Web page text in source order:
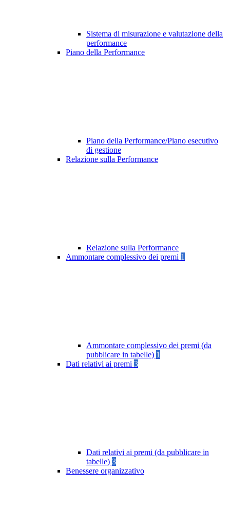
Sistema di misurazione e valutazione della
performance
Piano della Performance
Piano della Performance/Piano esecutivo
di gestione
Relazione sulla Performance
Relazione sulla Performance
Ammontare complessivo dei premi 1
Ammontare complessivo dei premi (da
pubblicare in tabelle) 1
Dati relativi ai premi 3
Dati relativi ai premi (da pubblicare in
tabelle) 3
Benessere organizzativo